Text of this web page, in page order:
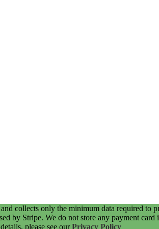
collects only the minimum data required to
by Stripe. We do not store any payment card
please see ourPrivacy Policy